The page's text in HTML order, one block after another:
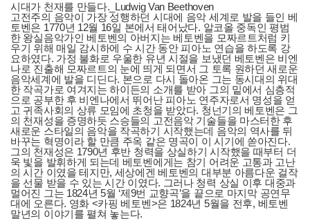
시대가 천재를 만들다._Ludwig Van Beethoven
고전주의 음악이 가장 성행하던 시대에 음악 세계로 발을 들인 베
토벤은 1770년 12월 16일 본에서 태어났다. 알코올 중독인 평범
한 왕실음악가인 베토벤의 아버지는 베토벤을 모짜르트처럼 키
우기 위해 매일 감시하에 수 시간 동안 피아노 연습을 하도록 강
요하였다. 가정 불화로 우울한 유년 시절을 보냈던 베토벤은 비엔
나로 진출해 모짜르트의 눈에 띄게 되면서 그 토록 원하던 새로운
음악세계에 발을 디딘다. 본으로 다시 돌아온 그는 동시대의 위대
한 작곡가로 여겨지는 하이든의 소개를 받아 그의 밑에서 심층적
으로 공부한 후 비엔나에서 뛰어난 피아노 연주자로서 명성을 얻
고 귀족사회의 상류 모임에 초청을 받았다. 청넌기의 베토벤은 그
의 천재성을 증명하듯 스승들의 고전음악 기술들을 마스터한 후
새로운 스타일의 음악을 작곡하기 시작했는데 음악의 역사를 뒤
바꾸는 혁명이라 할 만큼 주옥 같은 명곡이 이 시기에 쏟아진다.
그의 천재성은 1790년 후반 청력을 상실하기 시작했을 때부터 더
욱 빛을 발휘하게 되는데 베토벤에게는 참기 어려운 고통과 고난
의 시간 이였을 테지만, 세상에겐 베토벤의 대부분 아름다운 걸작
을 선물 받을 수 있는 시간 이였다. 그러나 청력 상실 이후 대중과
멀어진 그는 1824년 5월 ‘제9번 교향곡’을 끝으로 마지막 공연무
대에 오른다. 영화 <카핑 베토벤>은 1824년 5월을 전후, 베토벤
말년의 이야기를 펼쳐 놓는다.